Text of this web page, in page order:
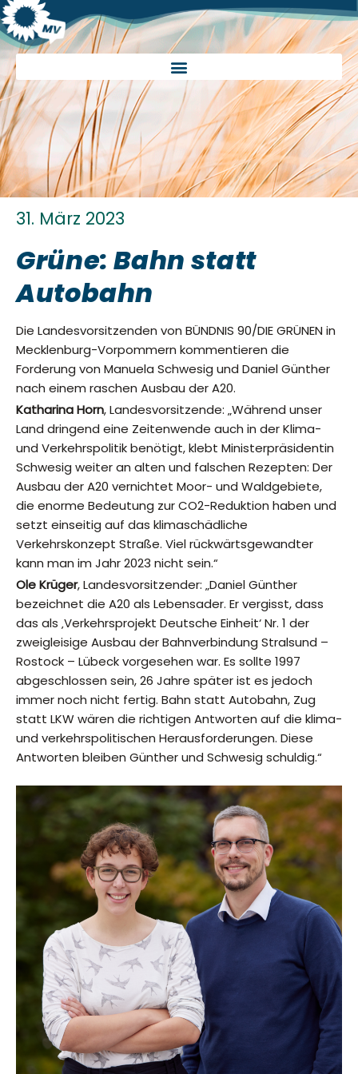
31. März 2023
Grüne: Bahn statt
Autobahn
Die Landesvorsitzenden von BÜNDNIS 90/DIE GRÜNEN in
Mecklenburg-Vorpommern kommentieren die
Forderung von Manuela Schwesig und Daniel Günther
nach einem raschen Ausbau der A20.
Katharina Horn, Landesvorsitzende: „Während unser
Land dringend eine Zeitenwende auch in der Klima-
und Verkehrspolitik benötigt, klebt Ministerpräsidentin
Schwesig weiter an alten und falschen Rezepten: Der
Ausbau der A20 vernichtet Moor- und Waldgebiete,
die enorme Bedeutung zur CO2-Reduktion haben und
setzt einseitig auf das klimaschädliche
Verkehrskonzept Straße. Viel rückwärtsgewandter
kann man im Jahr 2023 nicht sein.“
Ole Krüger, Landesvorsitzender: „Daniel Günther
bezeichnet die A20 als Lebensader. Er vergisst, dass
das als ‚Verkehrsprojekt Deutsche Einheit‘ Nr. 1 der
zweigleisige Ausbau der Bahnverbindung Stralsund –
Rostock – Lübeck vorgesehen war. Es sollte 1997
abgeschlossen sein, 26 Jahre später ist es jedoch
immer noch nicht fertig. Bahn statt Autobahn, Zug
statt LKW wären die richtigen Antworten auf die klima-
und verkehrspolitischen Herausforderungen. Diese
Antworten bleiben Günther und Schwesig schuldig.“